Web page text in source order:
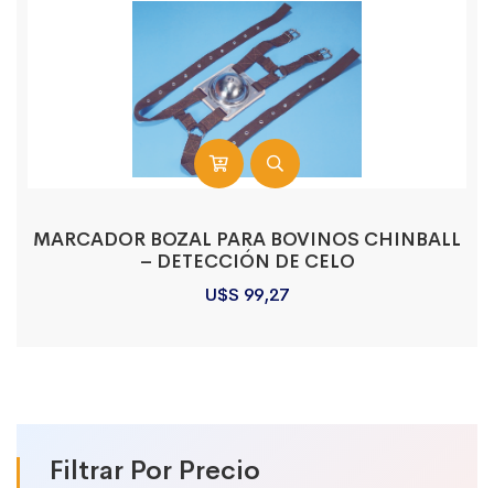
Filtrar Por Precio
MARCADOR BOZAL PARA BOVINOS CHINBALL
– DETECCIÓN DE CELO
U$S 99,27